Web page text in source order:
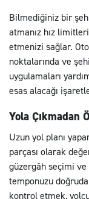
Bilmediğiniz bir
atmanız hız
etmenizi sağlar.
noktalarında ve
uygulamaları
esas alacağı
Yola Çıkmadan
Uzun yol planı
parçası olarak
güzergâh seçimi
temponuzu
kontrol etmek,